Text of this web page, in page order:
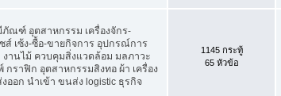
ณฑ์ อุตสาหกรรม เครื่องจักร-
ส์ เซ้ง-ซื้อ-ขายกิจการ อุปกรณ์การ
านไม้ ควบคุมสิ่งแวดล้อม มลภาวะ
ราฟิก อุตสาหกรรมสิงทอ ผ้า เครื่อง
อก นำเข้า ขนส่ง logistic ธุรกิจ
1145 กระทู้
65 หัวข้อ